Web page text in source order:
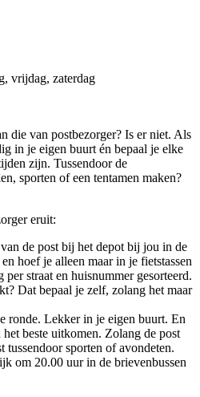
vrijdag, zaterdag
die van postbezorger? Is er niet. Als
in je eigen buurt én bepaal je elke
zijn. Tussendoor de
sporten of een tentamen maken?
eruit:
de post bij het depot bij jou in de
hoef je alleen maar in je fietstassen
per straat en huisnummer gesorteerd.
Dat bepaal je zelf, zolang het maar
ronde. Lekker in je eigen buurt. En
beste uitkomen. Zolang de post
tussendoor sporten of avondeten.
om 20.00 uur in de brievenbussen